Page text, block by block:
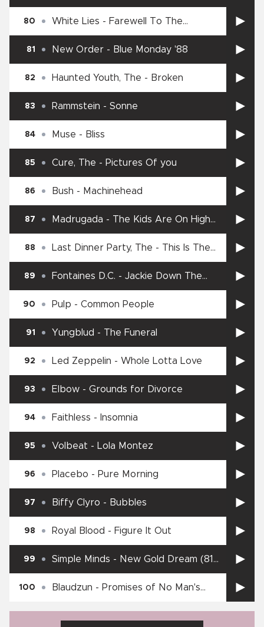
80 White Lies - Farewell To The
Fairground
81 New Order - Blue Monday '88
82 Haunted Youth, The - Broken
83 Rammstein - Sonne
84 Muse - Bliss
85 Cure, The - Pictures Of you
86 Bush - Machinehead
87 Madrugada - The Kids Are On High
Street
88 Last Dinner Party, The - This Is The
Killer Speaking
89 Fontaines D.C. - Jackie Down The
Line
90 Pulp - Common People
91 Yungblud - The Funeral
92 Led Zeppelin - Whole Lotta Love
93 Elbow - Grounds for Divorce
94 Faithless - Insomnia
95 Volbeat - Lola Montez
96 Placebo - Pure Morning
97 Biffy Clyro - Bubbles
98 Royal Blood - Figure It Out
99 Simple Minds - New Gold Dream (81–
82–83–84)
100 Blaudzun - Promises of No Man's